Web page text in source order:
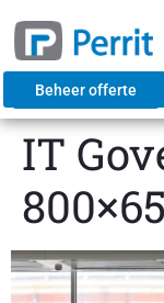
Beheer offerte
IT